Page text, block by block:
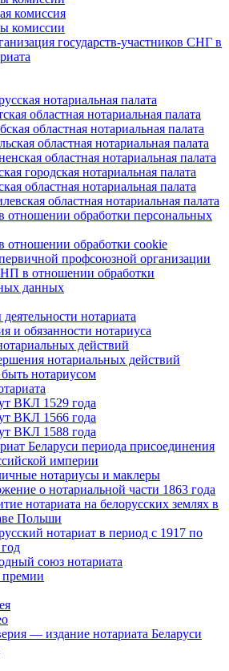
комиссия
комиссии
государств-участников СНГ в
нотариальная палата
областная нотариальная палата
областная нотариальная палата
областная нотариальная палата
областная нотариальная палата
городская нотариальная палата
областная нотариальная палата
областная нотариальная палата
отношении обработки персональных
отношении обработки cookie
профсоюзной организации
в отношении обработки
данных
нотариата
и обязанности нотариуса
действий
нотариальных действий
нотариусом
ВКЛ 1529 года
ВКЛ 1566 года
ВКЛ 1588 года
Беларуси периода присоединения
империи
нотариусы и маклеры
о нотариальной части 1863 года
нотариата на белорусских землях в
Польши
нотариат в период с 1917 по
союз нотариата
— издание нотариата Беларуси